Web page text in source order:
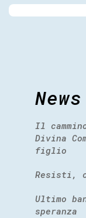
News
Il
Divina
figlio
Resisti,
Ultimo
speranza